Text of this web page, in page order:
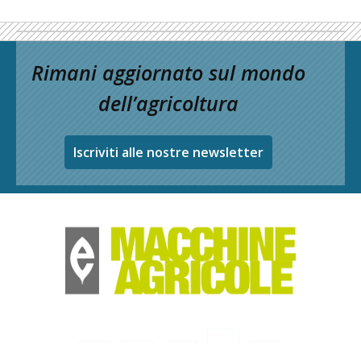
Rimani aggiornato sul mondo
dell’agricoltura
Iscriviti alle nostre newsletter